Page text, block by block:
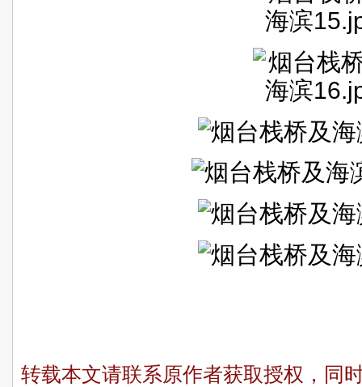
转载本文请联系原作者获取授权，同